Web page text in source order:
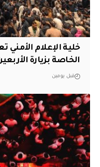
خلية الإعلام الأمني
الخاصة بزيارة
قبل يومين